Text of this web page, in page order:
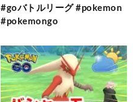
#goバトルリーグ #pokemon
#pokemongo